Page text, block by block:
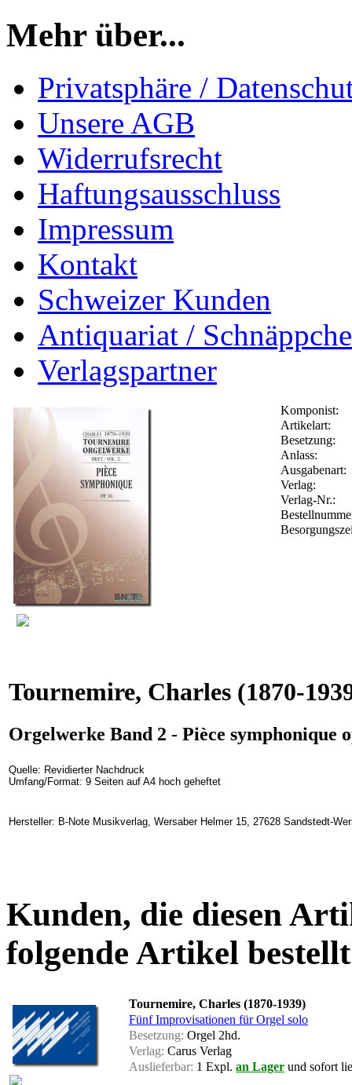
Mehr über...
Privatsphäre /
Unsere AGB
Widerrufsrecht
Haftungsausschluss
Impressum
Kontakt
Schweizer Kunden
Antiquariat /
Verlagspartner
Komponist:
Artikelart:
Besetzung:
Anlass:
Ausgabenart:
Verlag:
Verlag-Nr.:
Tournemire, Charles (1870-
Orgelwerke Band 2 - Pièce symphonique
Quelle: Revidierter Nachdruck
Umfang/Format: 9 Seiten auf A4 hoch geheftet
Hersteller: B-Note Musikverlag, Wersaber Helmer 15, 27628 Sandstedt-
Kunden, die diesen
folgende Artikel
Tournemire, Charles (1870-1939)
Fünf Improvisationen für Orgel solo
Besetzung: Orgel 2hd.
Verlag: Carus Verlag
Auslieferbar: 1 Expl. an Lager und sofort